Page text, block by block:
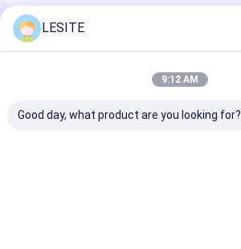
Produits Recommandés
LESITE
9:12 AM
Good day, what product are you looking for?